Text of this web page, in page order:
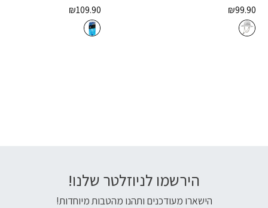
₪99.90
₪109.90
הירשמו לניוזלטר שלנו!
הישארו מעודכנים ותהנו מהטבות מיוחדות!